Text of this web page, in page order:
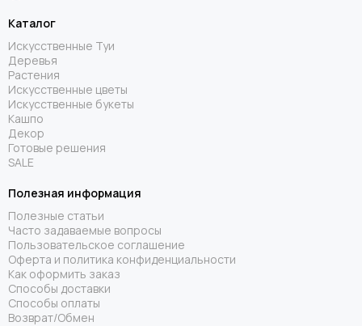
Каталог
Искусственные Туи
Деревья
Растения
Искусственные цветы
Искусственные букеты
Кашпо
Декор
Готовые решения
SALE
Полезная информация
Полезные статьи
Часто задаваемые вопросы
Пользовательское соглашение
Оферта и политика конфиденциальности
Как оформить заказ
Способы доставки
Способы оплаты
Возврат/Обмен